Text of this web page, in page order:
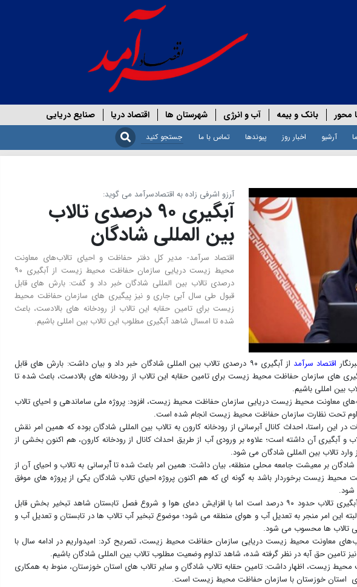
محور بانک و بیمه آب و انرژی شهرستان ها اقتصاد دریا صنایع دریایی
آرشیو اخبار روز پیوندها تماس با ما
آرزو اشرفی زاده به اقتصادسرآمد می گوید:
آبگیری ۹۰ درصدی تالاب
بین المللی شادگان
اقتصاد سرآمد- مدیر کل دفتر حفاظت و احیای تالاب‌های معاونت
محیط زیست دریایی سازمان حفاظت محیط زیست از آبگیری ۹۰
درصدی تالاب بین المللی شادگان خبر داد و گفت: بارش های قابل
قبول طی سال آبی جاری و نیز پیگیری های سازمان حفاظت محیط
زیست برای تامین حقابه این تالاب از رودخانه های بالادست، باعث
شده تا امسال شاهد آبگیری مطلوب این تالاب بین امللی باشیم.
اقتصاد سرآمد
از آبگیری ۹۰ درصدی تالاب بین المللی شادگان خبر داد و بیان داشت: بارش های قابل
های سازمان حفاظت محیط زیست برای تامین حقابه این تالاب از رودخانه های بالادست، باعث شده تا
بین امللی باشیم.
معاونت محیط زیست دریایی سازمان حفاظت محیط زیست، افزود: پروژه ملی ساماندهی و احیای تالاب
تحت نظارت سازمان حفاظت محیط زیست انجام شده است.
در این راستا، احداث کانال آبرسانی از رودخانه کارون به تالاب بین المللی شادگان بوده که همین امر نقش
و آبگیری آن داشته است؛ علاوه بر ورودی آب از طریق احداث کانال از رودخانه کارون، هم اکنون بخشی از
تالاب بین المللی شادگان می شود.
شادگان بر معیشت جامعه محلی منطقه، بیان داشت: همین امر باعث شده تا آّبرسانی به تالاب و احیای آن از
محیط زیست برخوردار باشد به گونه ای که هم اکنون پروژه احیای تالاب شادگان یکی از پروژه های موفق
وی یادآور شد: هر چند هم اکنون آبگیری تالاب حدود ۹۰ درصد است اما با افزایش دمای هوا و شروع فصل تابستان شاهد تبخیر بخش قابل
این امر منجر به تعدیل آب و هوای منطقه می شود؛ موضوع تبخیر آب تالاب ها در تابستان و تعدیل آب و
تالاب ها محسوب می شود.
معاونت محیط زیست دریایی سازمان حفاظت محیط زیست، تصریح کرد: امیدواریم در ادامه سال با
تامین حق آبه در نظر گرفته شده، شاهد تداوم وضعیت مطلوب تالاب بین المللی شادگان باشیم.
زیست، اظهار داشت: تامین حقابه تالاب شادگان و سایر تالاب های استان خوزستان، منوط به همکاری
استان خوزستان با سازمان حفاظت محیط زیست است.